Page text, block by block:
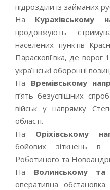
підрозділи із займаних
На Курахівському
продовжують
населених пунктів
Парасковіївка, де ворог
українські оборонні
На Времівському
п’ять безуспішних
військ у напрямку
області.
На Оріхівському
бойових зіткнень в
Роботиного та
На Волинському та
оперативна